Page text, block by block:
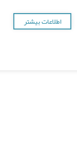
اطلاعات بیشتر